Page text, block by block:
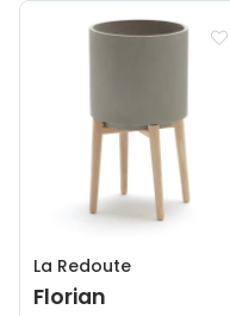
La Redoute
Florian